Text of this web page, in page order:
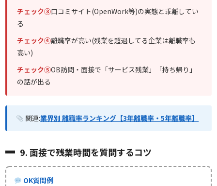
チェック③口コミサイト(OpenWork等)の実態と乖離してい
る
チェック④離職率が高い(残業を超過してる企業は離職率も
高い)
チェック⑤OB訪問・面接で「サービス残業」「持ち帰り」
の話が出る
関連:業界別 離職率ランキング【3年離職率・5年離職率】
9. 面接で残業時間を質問するコツ
OK質問例